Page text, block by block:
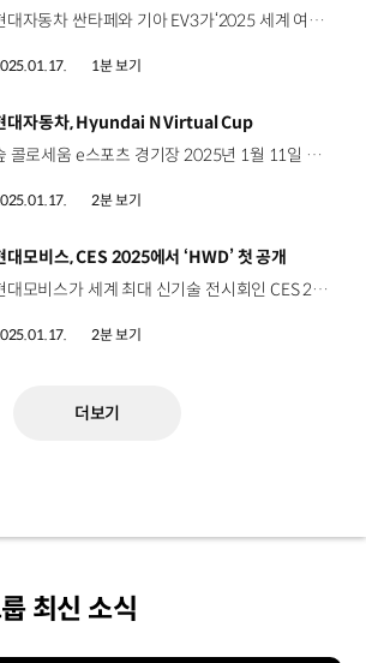
현대자동차 싼타페와 기아 EV3가‘2025 세계 여성 올해의 차’ 2개 부문에서 수상의 쾌거를 안았습니다. ‘세계 여성 올해의 차’는 5개 대륙에서 활동하는 82명의 여성 자동차 기자들이 기술과 편리성 등 다양한 측면을 평가해 최고의 차량을 선정하는데요. 현대자동차 싼타페는 독창적인 디자인과 넓은 실내공간, 다양한 파워트레인과 실용적인 기능을 갖춰 ‘최고의 대형 SUV’로 선정됐고, 기아 EV3는 최대 605km의 넉넉한 주행가능거리, 여러 편의사양과 뛰어난 가격 경쟁력으로 높은 평가를 받아 ‘최고의 콤팩트 SUV’로 선정됐습니다.
1분 보기
영상]
대자동차, Hyundai N Virtual Cup
숲 콜로세움 e스포츠 경기장 2025년 1월 11일 서울 잠실 Hyundai N Virtual Cup 현대 N 최초의 글로벌 온/오프라인 e스포츠 레이싱 대회 ‘2024 Hyundai N Virtual Cup’ 결승전, 오프라인 월드 파이널 현장 현장을 찾은 약 850명의 관중 현장 관중을 위한 ‘차량 시뮬레이터 존’ 운영 레이싱 게임 속에 등장하는 현대자동차의 차종 체험 글로벌 인기 레이싱 게임 ‘Assetto Corsa’로 펼치는 심 레이싱 경기 심 레이싱 (Sim Racing) 3차원 스캔 기술로 현실의 서킷을 가상 세계에 그대로 구현한 게임 한국, 중국, 미국, 유럽 등 총 4개 지역에서 온라인 예선 및 준결승 진행 2024년 10월부터 전 세계 2,800여 명의 심 레이서 참가 그 중, 각 지역에서 선발된 20명 결승 진출 뜨거운 응원 열기 속 시작된 월드 파이널! 폴란드 국적 최종 우승 도미닉 블레어(Dominik Blajer) [최종 순위]1등 도미닉 블레어 (폴란드)2등 막시밀리언 베네케 (독일)3등 모리츠 뢰너 (독일) 도미닉 블레어 / 1등우승했다는 사실이 믿기지 않습니다. 유럽 팀이 마지막 두 레이스에서 2연승을 거두며 결승선을 통과해서 정말 기쁘고, 다음 대회에서도 우승할 수 있기를 기대합니다. “Hyundai N Virtual Cup을 통해 세계에 알린 현대 N의 드라이빙 경험”
2분 보기
영상]
대모비스, CES 2025에서 ‘HWD’ 첫 공개
현대모비스가 세계 최대 신기술 전시회인 CES 2025에서 ‘홀로그래픽 윈드쉴드 투명 디스플레이(HWD)’ 기술을 글로벌 시장에 첫 공개했습니다. 현대모비스는 이번 전시에서 ‘Beyond and More’를 주제로 사람과 기술의 경계를 허물고 유기적 연결을 통해 사용자의 안전과 편의성 등을 극대화하는 기술을 선보였습니다. 특히, 기아 EV9에 장착해 시연한 ‘홀로그래픽 윈드실드 투명 디스플레이’는 차량 전면 유리창 어디에나 이미지나 동영상 등을 구현하는 기술로, 이른바 ‘디스플레이 없는 디스플레이’로 전시장을 찾은 관람객들에게 색다른 사용자 경험을 선사했습니다. 한영훈 상무 / 현대모비스 HMI개발실‘홀로그래픽 윈드실드 디스플레이’는 빛의 회절 현상을 이용해서 차량의 윈드실드를 투명 디스플레이로 활용할 수 있게 해주는 기술입니다. 현대모비스는 ‘홀로그래픽 윈드실드 디스플레이’를 이용해서 소비자들이 차량에서 더 많은 서비스를 안전하게 즐길 수 있도록 도와줄 예정입니다. 현대모비스는 이 투명 디스플레이 기술을 세계적인 광학 기업인 독일의 ZEISS와 공동 개발 중인데요. 이규석 현대모비스 사장과 ZEISS의 칼 람프레히트 CEO는 CES 전시 부스에서 만나 해당 기술을 직접 살펴보고 향후 사업 협력 방안도 긴밀하게 논의했습니다. 차량용 디스플레이의 미래를 바꿀 ‘홀로그래픽 윈드쉴드 투명 디스플레이’는 내년 상반기 선행 개발을 완료하고 양산 개발 과정을 거쳐 이르면 오는 2027년, 제품으로 출시해 글로벌 시장 공략에 나설 예정입니다.
2분 보기
더보기
최신 소식